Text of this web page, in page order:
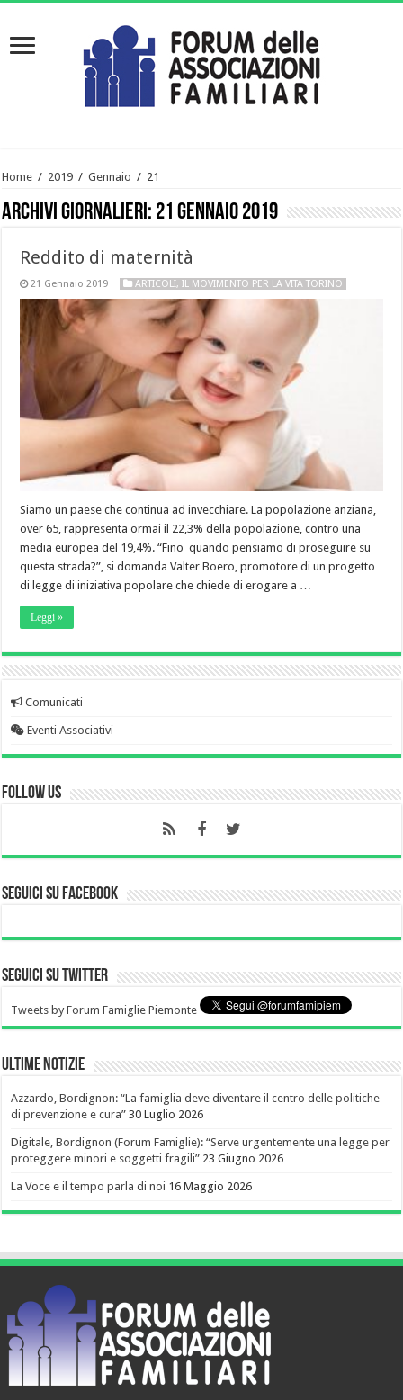
Home / 2019 / Gennaio / 21
Archivi giornalieri: 21 Gennaio 2019
Reddito di maternità
21 Gennaio 2019 ARTICOLI,IL MOVIMENTO PER LA VITA TORINO
Siamo un paese che continua ad invecchiare. La popolazione anziana,
over 65, rappresenta ormai il 22,3% della popolazione, contro una
media europea del 19,4%. “Fino quando pensiamo di proseguire su
questa strada?”, si domanda Valter Boero, promotore di un progetto
di legge di iniziativa popolare che chiede di erogare a …
Leggi »
Comunicati
Eventi Associativi
Follow Us
Seguici su Facebook
Seguici su Twitter
Tweets by Forum Famiglie Piemonte
Ultime notizie
Azzardo, Bordignon: “La famiglia deve diventare il centro delle politiche
di prevenzione e cura” 30 Luglio 2026
Digitale, Bordignon (Forum Famiglie): “Serve urgentemente una legge per
proteggere minori e soggetti fragili” 23 Giugno 2026
La Voce e il tempo parla di noi 16 Maggio 2026